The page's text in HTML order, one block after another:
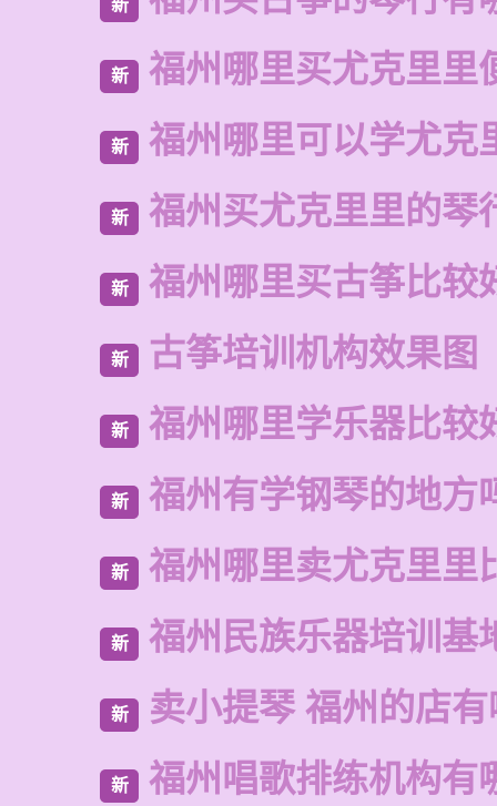
新
新 福州哪里买尤克里里
新 福州哪里可以学尤克
新 福州买尤克里里的琴
新 福州哪里买古筝比较
新 古筝培训机构效果图
新 福州哪里学乐器比较
新 福州有学钢琴的地方
新 福州哪里卖尤克里里
新 福州民族乐器培训基
新 卖小提琴 福州的店
新 福州唱歌排练机构有